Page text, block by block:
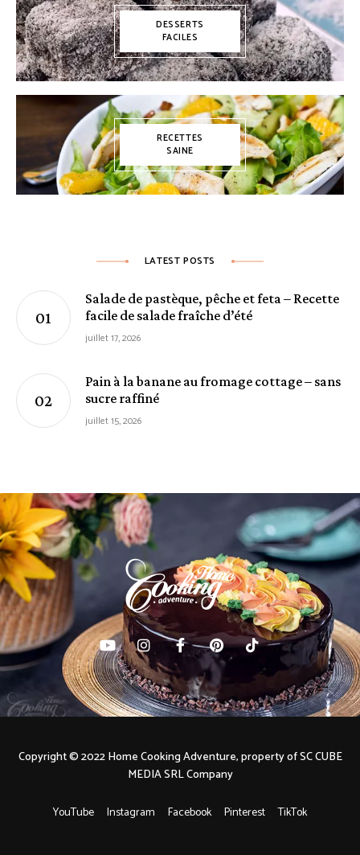
DESSERTS
FACILES
RECETTES
SAINE
LATEST POSTS
Salade de pastèque, pêche et feta – Recette
facile de salade fraîche d’été
juillet 17, 2026
Pain à la banane au fromage cottage – sans
sucre raffiné
juillet 15, 2026
YouTube Instagram Facebook Pinterest TikTok
Copyright © 2022 Home Cooking Adventure, property of SC CUBE
MEDIA SRL Company